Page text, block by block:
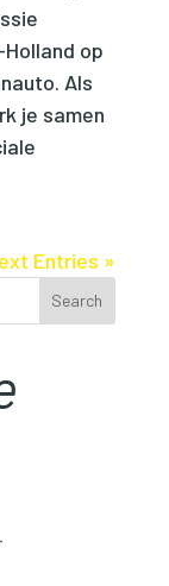
op
Als
je samen
Entries »
Search